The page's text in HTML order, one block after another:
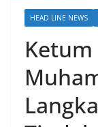
HEAD LINE NEWS
Ketum